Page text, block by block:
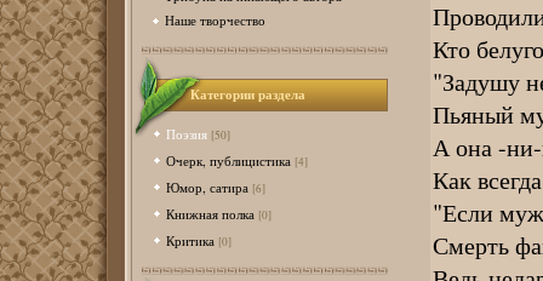
Наше творчество
Категории раздела
Поэзия [50]
Очерк, публицистика [4]
Юмор, сатира [6]
Книжная полка [0]
Критика [0]
Кто
"Задушу
Пьяный
А она -
Как
"Если
Смерть